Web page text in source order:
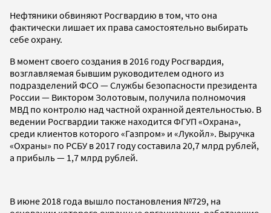
Нефтяники обвиняют Росгвардию в том, что она
фактически лишает их права самостоятельно выбирать
себе охрану.
В момент своего создания в 2016 году Росгвардия,
возглавляемая бывшим руководителем одного из
подразделений ФСО — Службы безопасности президента
России — Виктором Золотовым, получила полномочия
МВД по контролю над частной охранной деятельностью. В
ведении Росгвардии также находится ФГУП «Охрана»,
среди клиентов которого «Газпром» и «Лукойл». Выручка
«Охраны» по РСБУ в 2017 году составила 20,7 млрд рублей,
а прибыль — 1,7 млрд рублей.
В июне 2018 года вышло постановления №729, на